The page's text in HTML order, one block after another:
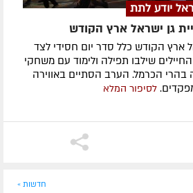
יודע לתת
גן ישראל ארץ הקודש
ארץ הקודש כלל סדר יום חסידי לצד
החיילים שילבו תפילה ולימוד עם משחקי
בהרי הכרמל. הערב הסתיים באווירה
לסיפור המלא
חדשות »